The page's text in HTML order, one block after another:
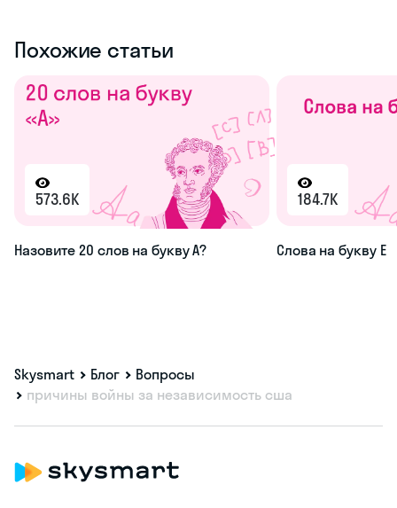
Похожие статьи
573.6K
Назовите 20 слов на букву А?
184.7K
Слова на букву Е
Skysmart Блог
Вопросы
причины войны за независимость сша